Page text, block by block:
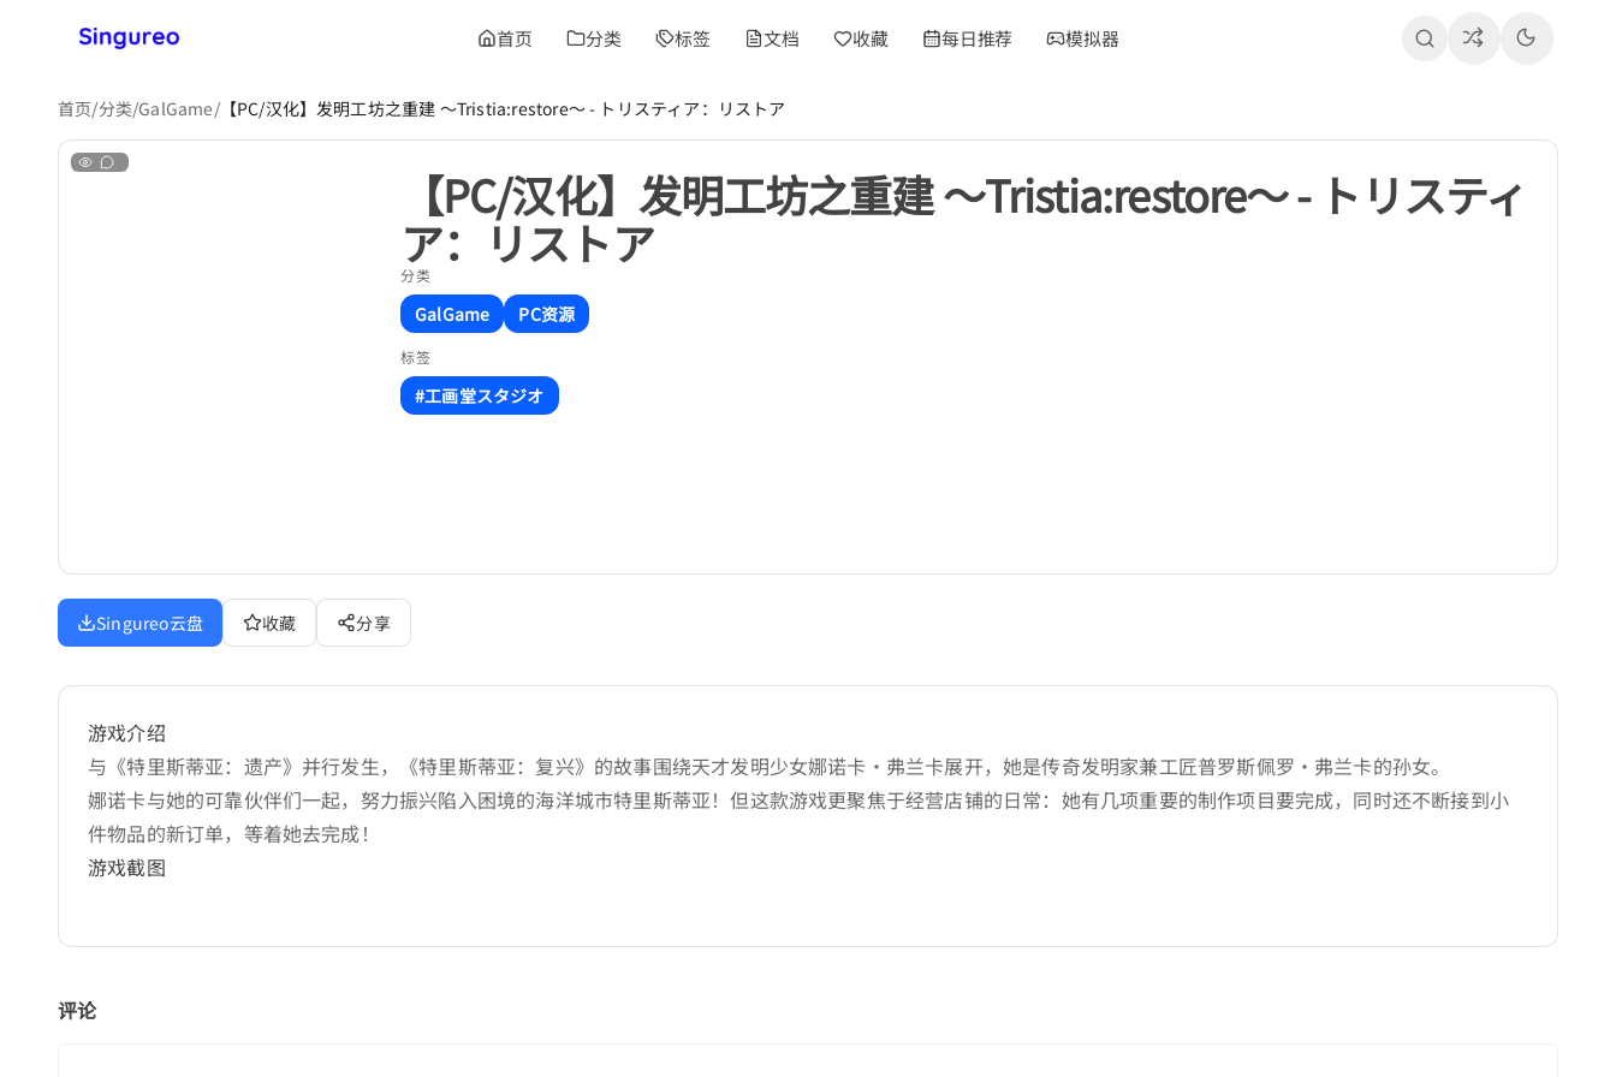
首页 分类 标签 文档 收藏 每日推荐 模拟器
首页/分类/GalGame/【PC/汉化】发明工坊之重建 ～Tristia:restore～ - トリスティア：リストア
【PC/汉化】发明工坊之重建 ～Tristia:restore～ - トリスティ
ア：リストア
分类
GalGame PC资源
标签
#工画堂スタジオ
Singureo云盘 收藏 分享
游戏介绍
与《特里斯蒂亚：遗产》并行发生，《特里斯蒂亚：复兴》的故事围绕天才发明少女娜诺卡·弗兰卡展开，她是传奇发明家兼工匠普罗斯佩罗·弗兰卡的孙女。
娜诺卡与她的可靠伙伴们一起，努力振兴陷入困境的海洋城市特里斯蒂亚！但这款游戏更聚焦于经营店铺的日常：她有几项重要的制作项目要完成，同时还不断接到小
件物品的新订单，等着她去完成！
游戏截图
评论